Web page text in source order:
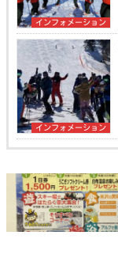
インフォメーション
インフォメーション